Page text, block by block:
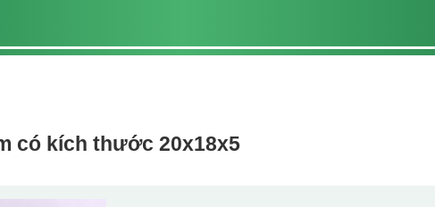
có kích thước 20x18x5